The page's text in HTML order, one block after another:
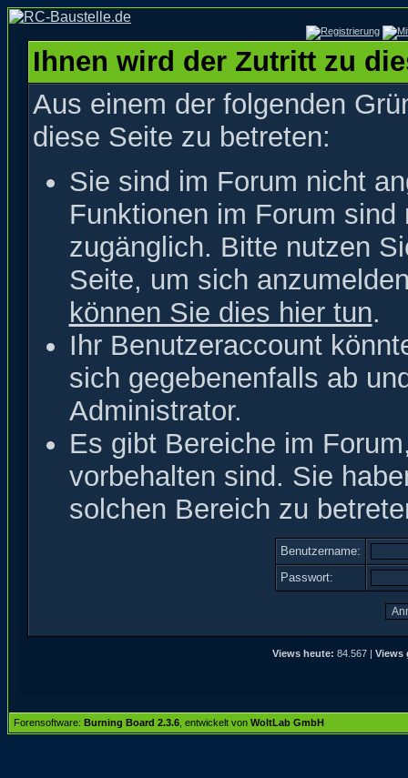
Ihnen wird der Zutritt zu
Aus einem der folgenden
diese Seite zu betreten:
Sie sind im Forum nicht
Funktionen im Forum
zugänglich. Bitte nutzen
Seite, um sich
können Sie dies hier tun.
Ihr Benutzeraccount
sich gegebenenfalls ab
Administrator.
Es gibt Bereiche im
vorbehalten sind. Sie
solchen Bereich zu
Benutzername:
Passwort:
Views heute: 84.567 | Views
Forensoftware: Burning Board 2.3.6 , entwickelt von WoltLab GmbH